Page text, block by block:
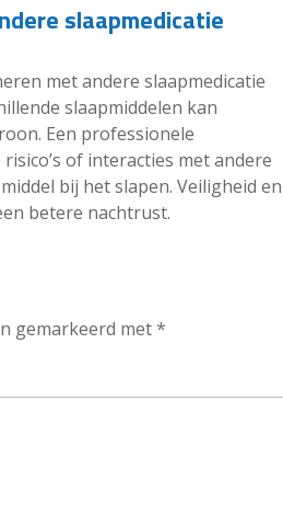
slaapmedicatie
met andere slaapmedicatie
slaapmiddelen kan
Een professionele
of interacties met andere
bij het slapen. Veiligheid en
betere nachtrust.
gemarkeerd met*